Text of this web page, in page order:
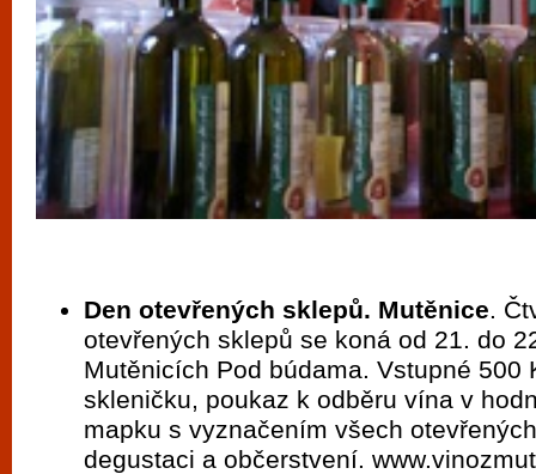
Den otevřených sklepů. Mutěnice.
otevřených sklepů se koná od 21. do
Mutěnicích Pod búdama. Vstupné 500
skleničku, poukaz k odběru vína v
mapku s vyznačením všech
degustaci a občerstvení.